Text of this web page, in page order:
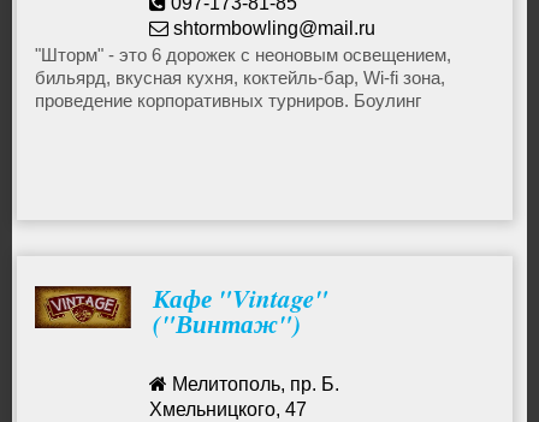
shtormbowling@mail.ru
"Шторм" - это 6 дорожек с неоновым освещением,
бильярд, вкусная кухня, коктейль-бар, Wi-fi зона,
проведение корпоративных турниров. Боулинг
Кафе "Vintage"
("Винтаж")
Мелитополь, пр. Б.
Хмельницкого, 47